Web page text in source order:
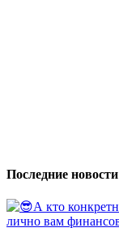
Последние новости